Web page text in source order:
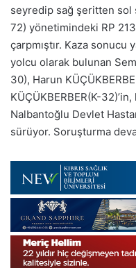
seyredip sağ şeritten sol
72) yönetimindeki RP 213
çarpmıştır. Kaza sonucu
yolcu olarak bulunan
30), Harun
KÜÇÜKBERBER(K-
Nalbantoğlu Devlet
sürüyor. Soruşturma